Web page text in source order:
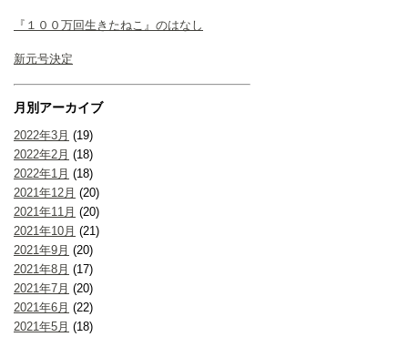
『１００万回生きたねこ』のはなし
新元号決定
月別アーカイブ
2022年3月 (19)
2022年2月 (18)
2022年1月 (18)
2021年12月 (20)
2021年11月 (20)
2021年10月 (21)
2021年9月 (20)
2021年8月 (17)
2021年7月 (20)
2021年6月 (22)
2021年5月 (18)